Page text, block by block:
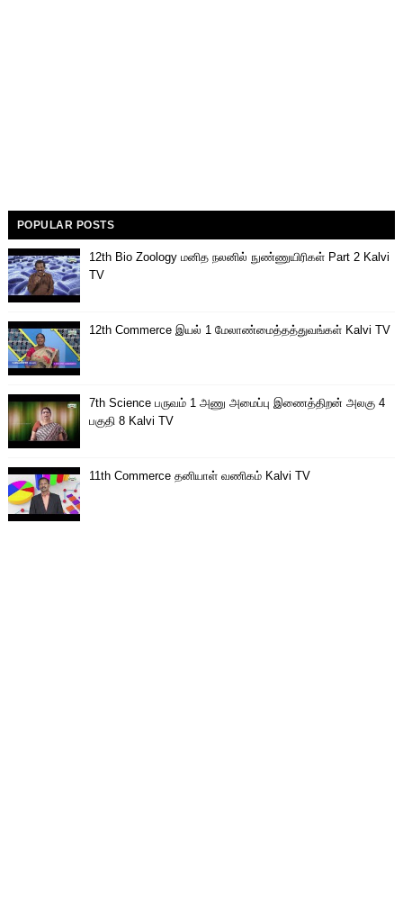
POPULAR POSTS
12th Bio Zoology மனித நலனில் நுண்ணுயிரிகள் Part 2 Kalvi
TV
12th Commerce இயல் 1 மேலாண்மைத்தத்துவங்கள் Kalvi TV
7th Science பருவம் 1 அணு அமைப்பு இணைத்திறன் அலகு 4
பகுதி 8 Kalvi TV
11th Commerce தனியாள் வணிகம் Kalvi TV